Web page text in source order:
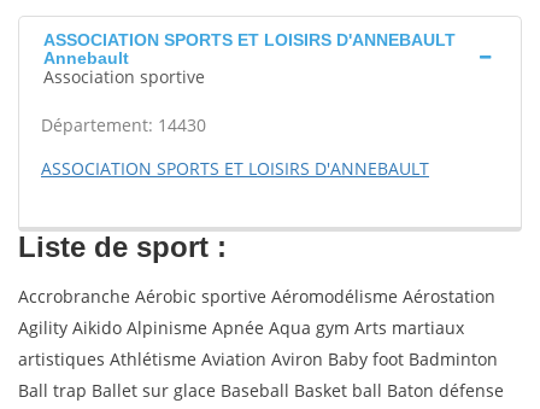
ASSOCIATION SPORTS ET LOISIRS D'ANNEBAULT
Annebault
Association sportive
Département: 14430
ASSOCIATION SPORTS ET LOISIRS D'ANNEBAULT
Liste de sport :
Accrobranche Aérobic sportive Aéromodélisme Aérostation
Agility Aikido Alpinisme Apnée Aqua gym Arts martiaux
artistiques Athlétisme Aviation Aviron Baby foot Badminton
Ball trap Ballet sur glace Baseball Basket ball Baton défense